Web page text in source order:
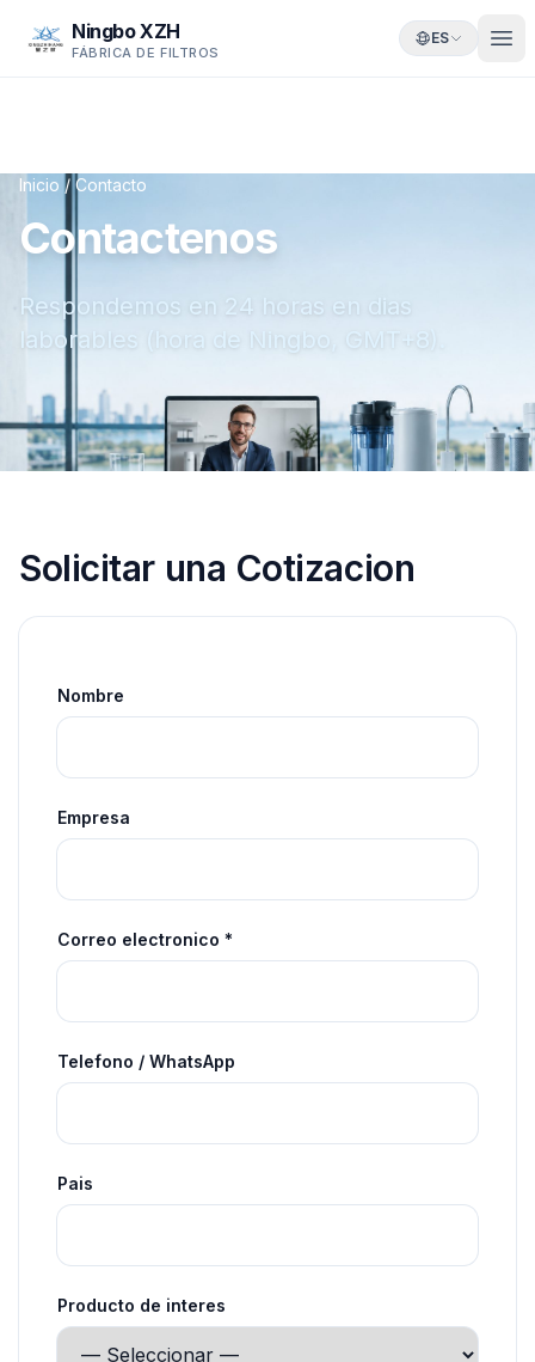
Ningbo XZH
FÁBRICA DE FILTROS
ES
Inicio / Contacto
Contactenos
Respondemos en 24 horas en dias
laborables (hora de Ningbo, GMT+8).
Solicitar una Cotizacion
Nombre
Empresa
Correo electronico *
Telefono / WhatsApp
Pais
Producto de interes